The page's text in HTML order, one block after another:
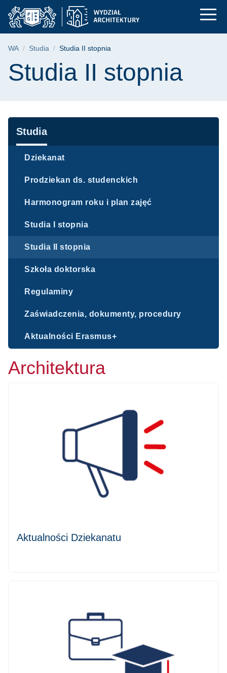
Przejdź
do
menu
Przejdź
do
wyszukiwarki
Przejdź
do
treści
Studia II stopnia |
Ścieżka nawigacyjna
WA Studia Studia II stopnia
Treść strony
Studia II stopnia
Nawigacja
Studia
Dziekanat
Prodziekan ds. studenckich
Harmonogram roku i plan zajęć
Studia I stopnia
Studia II stopnia
Szkoła doktorska
Regulaminy
Zaświadczenia, dokumenty, procedury
Aktualności Erasmus+
Architektura
Aktualności Dziekanatu